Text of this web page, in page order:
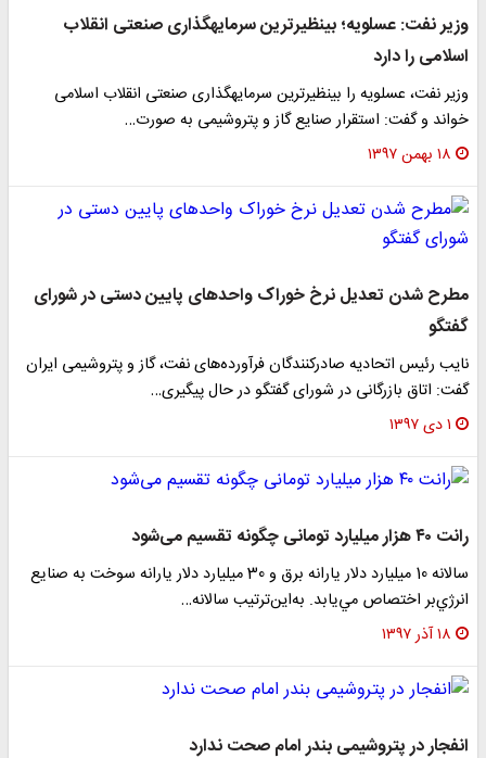
وزیر نفت: عسلویه؛ بی‎نظیرترین سرمایه‎گذاری صنعتی انقلاب
اسلامی را دارد
وزیر نفت، عسلویه را بی‎نظیرترین سرمایه‎گذاری صنعتی انقلاب اسلامی
خواند و گفت: استقرار صنایع گاز و پتروشیمی به صورت…
۱۸ بهمن ۱۳۹۷
مطرح شدن تعدیل نرخ خوراک واحد‌های پایین دستی در شورای
گفتگو
نایب رئیس اتحادیه صادرکنندگان فرآورده‌های نفت، گاز و پتروشیمی ایران
گفت: اتاق بازرگانی در شورای گفتگو در حال پیگیری…
۱ دی ۱۳۹۷
رانت ۴۰ هزار میلیارد تومانی چگونه تقسیم می‌شود
سالانه 10 ميليارد دلار يارانه برق و 30 ميليارد دلار يارانه سوخت به صنايع
انرژي‌بر اختصاص مي‌يابد. به‌این‌ترتیب سالانه…
۱۸ آذر ۱۳۹۷
انفجار در پتروشیمی بندر امام صحت ندارد